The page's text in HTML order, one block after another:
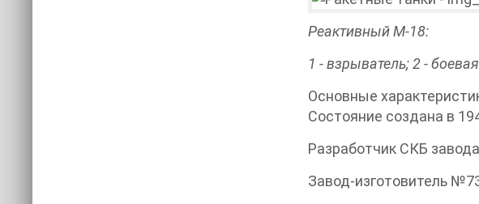
Реактивный М-18:
1 - взрыватель; 2 -
Основные
Состояние создана в
Разработчик СКБ
Завод-изготовитель